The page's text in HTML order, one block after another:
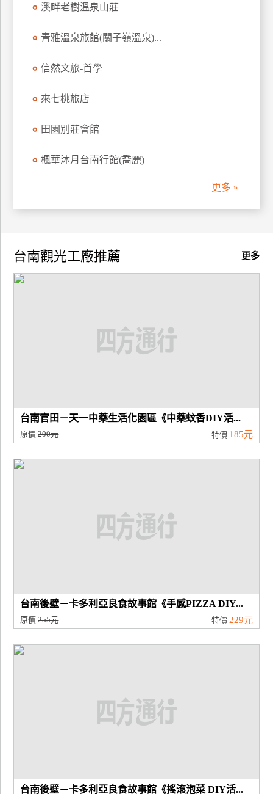
飯
作
計
商
溪畔老樹溫泉山莊
青雅溫泉旅館(關子嶺溫泉)...
信然文旅-首學
來七桃旅店
田園別莊會館
楓華沐月台南行館(喬麗)
更多 »
更多
台南觀光工廠推薦
台南官田－天一中藥生活化園區《中藥蚊香DIY活...
原價200元 特價 185元
台南後壁－卡多利亞良食故事館《手感PIZZA DIY...
原價255元 特價 229元
台南後壁－卡多利亞良食故事館《搖滾泡菜 DIY活...